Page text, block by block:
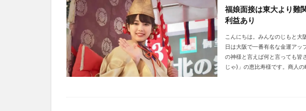
福娘面接は東大より難
利益あり
こんにちは。みんなのじもと大
日は大阪で一番有名な金運アッ
の神様と言えば何と言っても皆
じゃ)」の恵比寿様です。商人